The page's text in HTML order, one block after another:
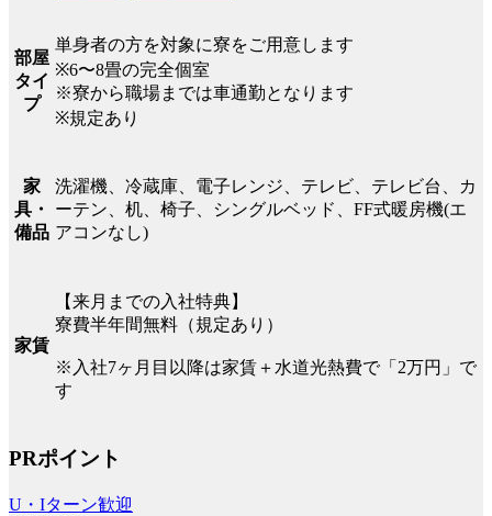
部屋
タイ
プ
単身者の方を対象に寮をご用意します
※6〜8畳の完全個室
※寮から職場までは車通勤となります
※規定あり
家
具・
備品
洗濯機、冷蔵庫、電子レンジ、テレビ、テレビ台、カ
ーテン、机、椅子、シングルベッド、FF式暖房機(エ
アコンなし)
家賃
【来月までの入社特典】
寮費半年間無料（規定あり）
※入社7ヶ月目以降は家賃＋水道光熱費で「2万円」で
す
PRポイント
U・Iターン歓迎